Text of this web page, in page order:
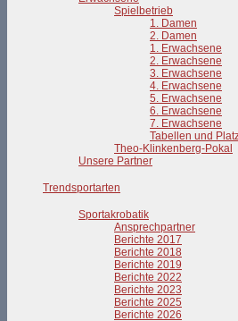
Spielbetrieb
1. Damen
2. Damen
1. Erwachsene
2. Erwachsene
3. Erwachsene
4. Erwachsene
5. Erwachsene
6. Erwachsene
7. Erwachsene
Tabellen und
Theo-Klinkenberg-Pokal
Unsere Partner
Trendsportarten
Sportakrobatik
Ansprechpartner
Berichte 2017
Berichte 2018
Berichte 2019
Berichte 2022
Berichte 2023
Berichte 2025
Berichte 2026